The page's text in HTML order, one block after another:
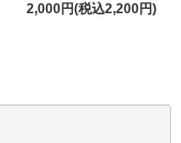
2,000円(税込2,200円)